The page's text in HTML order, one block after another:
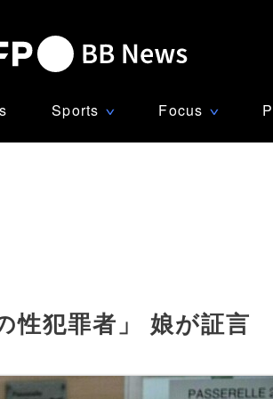
Sports ∨ Focus ∨
性犯罪者」 娘が証言